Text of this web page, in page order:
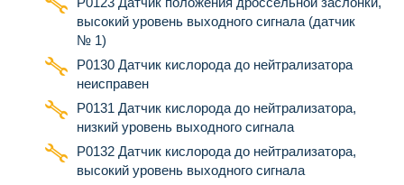
высокий уровень выходного сигнала (датчик
№ 1)
Р0130 Датчик кислорода до нейтрализатора
неисправен
Р0131 Датчик кислорода до нейтрализатора,
низкий уровень выходного сигнала
Р0132 Датчик кислорода до нейтрализатора,
высокий уровень выходного сигнала